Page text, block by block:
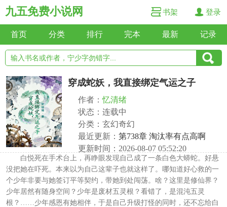
九五免费小说网 书架 登录
首页 分类 排行 完本 最新 记录
穿成蛇妖，我直接绑定气运之子
作者：忆清绪
状态：连载中
分类：玄幻奇幻
最近更新： 第738章 淘汰率有点高啊
更新时间：2026-08-07 05:52:20
白悦死在手术台上，再睁眼发现自己成了一条白色大蟒蛇。好悬
没把她在吓死。本来以为自己这辈子也就这样了。哪知道好心救的一
个少年非要与她签订平等契约，带她到处闯荡。啥？这里是修仙界？
少年居然有随身空间？少年是废材五灵根？看错了，是混沌五灵
根？……少年感恩有她相伴，于是自己升级打怪的同时，还不忘给白